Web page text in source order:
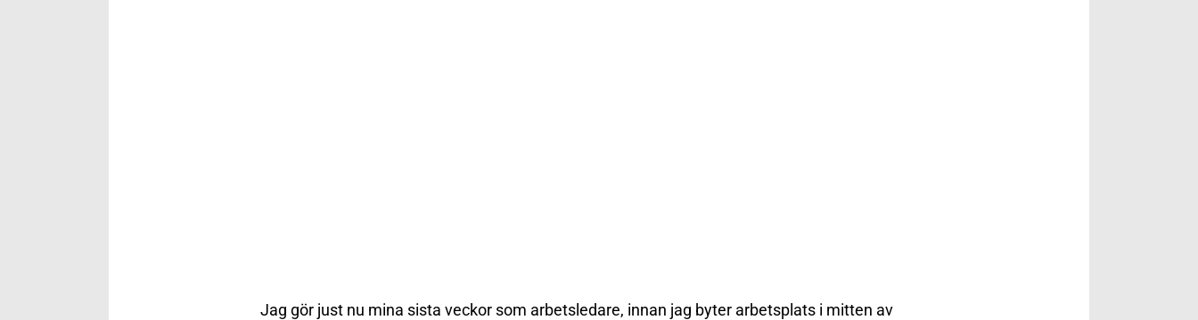
Jag gör just nu mina sista veckor som arbetsledare, innan jag byter arbetsplats i mitten av